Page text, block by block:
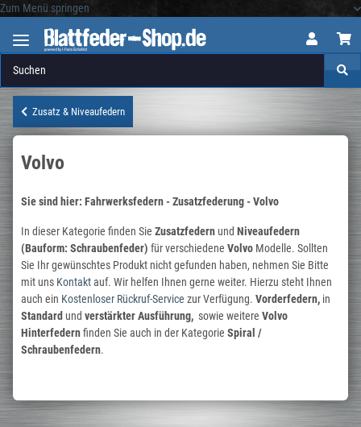
Zum Menü springen
Zusatz & Niveaufedern
Volvo
Sie sind hier: Fahrwerksfedern - Zusatzfederung - Volvo
In dieser Kategorie finden Sie Zusatzfedern und Niveaufedern
(Bauform: Schraubenfeder) für verschiedene Volvo Modelle. Sollten
Sie Ihr gewünschtes Produkt nicht gefunden haben, nehmen Sie Bitte
mit uns Kontaktauf. Wir helfen Ihnen gerne weiter. Hierzu steht Ihnen
auch ein Kostenloser Rückruf-Service zur Verfügung. Vorderfedern, in
Standard und verstärkterAusführung, sowie weitere Volvo
Hinterfedernfinden Sie auch in der Kategorie Spiral /
Schraubenfedern.